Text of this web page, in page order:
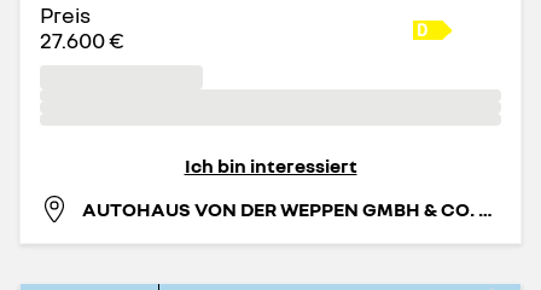
Preis
27.600 €
Ich bin interessiert
AUTOHAUS VON DER WEPPEN GMBH & CO. KG